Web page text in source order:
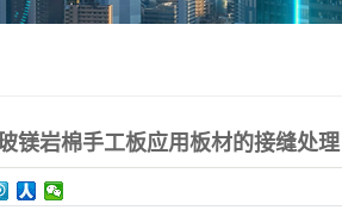
镁岩棉手工板应用板材的接缝处理